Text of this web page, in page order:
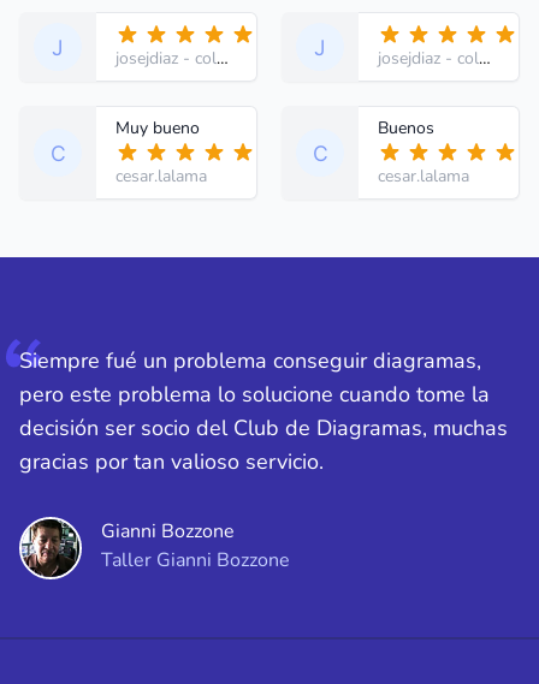
josejdiaz - colombia josejdiaz - colombia
Muy bueno
cesar.lalama
Buenos
cesar.lalama
Siempre fué un problema conseguir diagramas,
pero este problema lo solucione cuando tome la
decisión ser socio del Club de Diagramas, muchas
gracias por tan valioso servicio.
Gianni Bozzone
Taller Gianni Bozzone